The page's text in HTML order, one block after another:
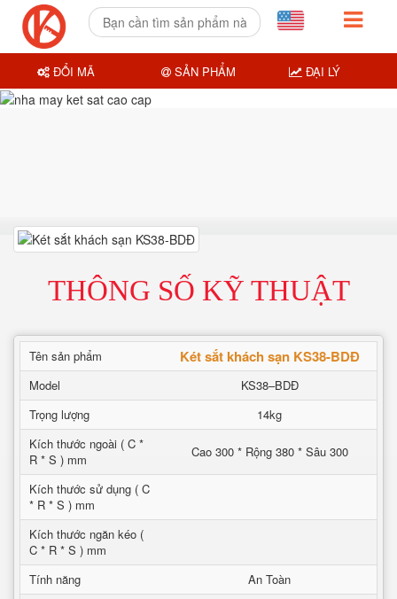
THÔNG SỐ KỸ THUẬT
Tên sản phẩm Két sắt khách sạn KS38-BDĐ
Model
KS38–BDĐ
Trọng lượng
14kg
Kích thước ngoài ( C *
R * S ) mm
Cao 300 * Rộng 380 * Sâu 300
Kích thước sử dụng ( C
* R * S ) mm
Kích thước ngăn kéo (
C * R * S ) mm
Tính năng
An Toàn
ĐỔI MÃ SẢN PHẨM ĐẠI LÝ